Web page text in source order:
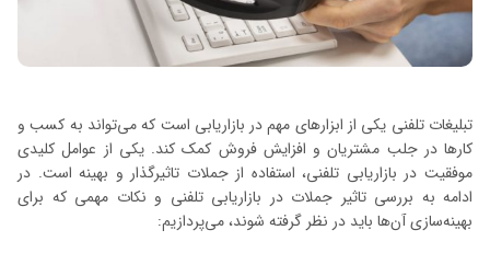
تبلیغات تلفنی یکی از ابزارهای مهم در بازاریابی است که می‌تواند به کسب و
کارها در جلب مشتریان و افزایش فروش کمک کند. یکی از عوامل کلیدی
موفقیت در بازاریابی تلفنی، استفاده از جملات تاثیرگذار و بهینه است. در
ادامه به بررسی تاثیر جملات در بازاریابی تلفنی و نکات مهمی که برای
بهینه‌سازی آن‌ها باید در نظر گرفته شوند، می‌پردازیم: